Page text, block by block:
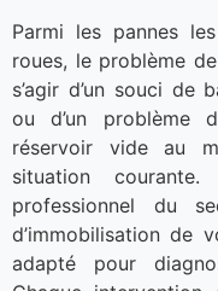
Parmi les pannes
roues, le problème
s’agir d’un souci de
ou d’un problème
réservoir vide au
situation courante.
professionnel du
d’immobilisation de
adapté pour